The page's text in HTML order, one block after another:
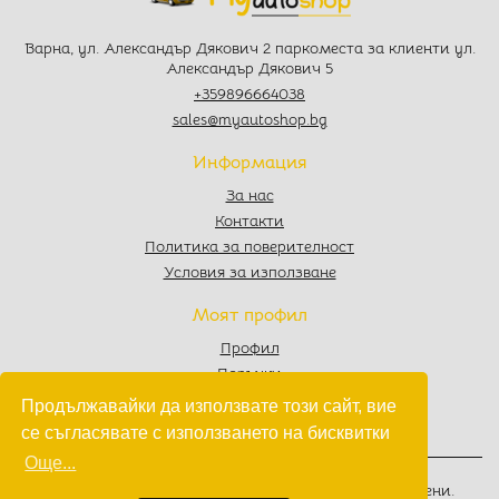
Продължавайки да използвате този сайт, вие
се съгласявате с използването на бисквитки
Още...
Варна, ул. Александър Дякович 2 паркоместа за клиенти ул.
Александър Дякович 5
+359896664038
sales@myautoshop.bg
Информация
За нас
Контакти
Политика за поверителност
Условия за използване
Моят профил
Профил
Поръчки
Любими
Количка
. Всички права запазени.